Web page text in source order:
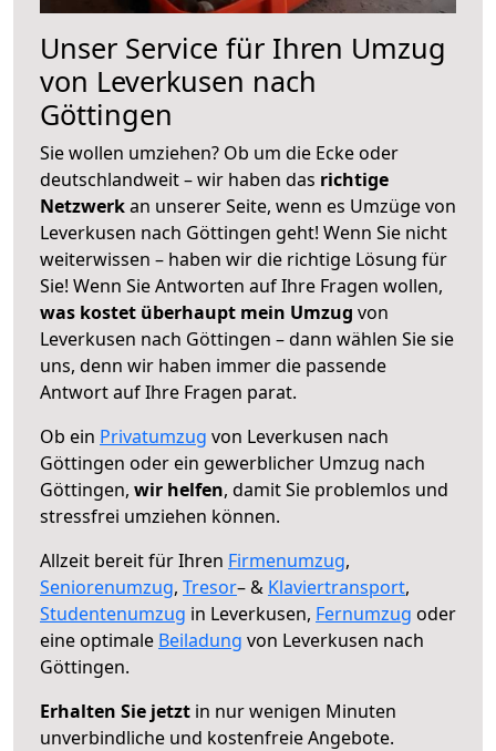
Unser Service für Ihren Umzug
von Leverkusen nach
Göttingen
Sie wollen umziehen? Ob um die Ecke oder
deutschlandweit – wir haben das richtige
Netzwerkan unserer Seite, wenn es Umzüge von
Leverkusen nach Göttingen geht! Wenn Sie nicht
weiterwissen – haben wir die richtige Lösung für
Sie! Wenn Sie Antworten auf Ihre Fragen wollen,
was kostet überhaupt mein Umzug von
Leverkusen nach Göttingen – dann wählen Sie sie
uns, denn wir haben immer die passende
Antwort auf Ihre Fragen parat.
Ob ein Privatumzug von Leverkusen nach
Göttingen oder ein gewerblicher Umzug nach
Göttingen, wir helfen, damit Sie problemlos und
stressfrei umziehen können.
Allzeit bereit für Ihren Firmenumzug,
Seniorenumzug, Tresor– & Klaviertransport,
Studentenumzug in Leverkusen, Fernumzug oder
eine optimale Beiladung von Leverkusen nach
Göttingen.
Erhalten Sie jetzt in nur wenigen Minuten
unverbindliche und kostenfreie Angebote.